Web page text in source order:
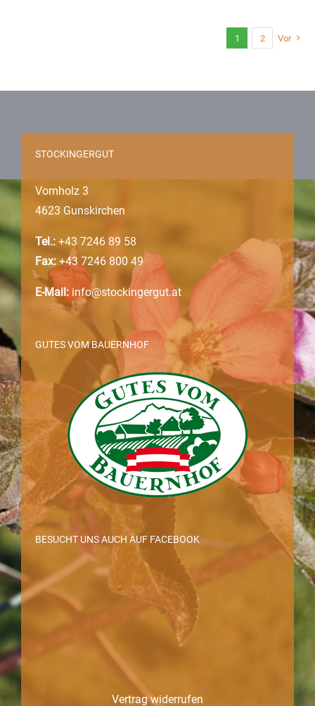
1 2 Vor
STOCKINGERGUT
Vornholz 3
4623 Gunskirchen
Tel.: +43 7246 89 58
Fax: +43 7246 800 49
E-Mail: info@stockingergut.at
GUTES VOM BAUERNHOF
BESUCHT UNS AUCH AUF FACEBOOK
Vertrag widerrufen